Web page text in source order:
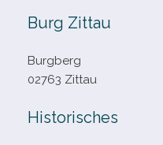
Burg Zittau
Burgberg
02763 Zittau
Historisches